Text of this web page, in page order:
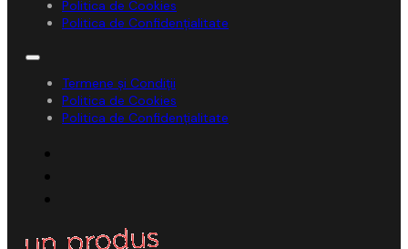
Politica de Cookies
Politica de Confidențialitate
Termene și Condiții
Politica de Cookies
Politica de Confidențialitate